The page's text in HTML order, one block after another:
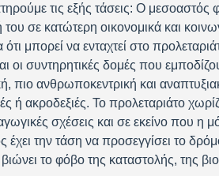
τις εξής τάσεις: Ο μεσοαστός
σε κατώτερη οικονομικά και
μπορεί να ενταχτεί στο
οι συντηρητικές δομές που
πιο ανθρωποκεντρική και
ή ακροδεξιές. Το προλεταριάτο
σχέσεις και σε εκείνο που η
την τάση να προσεγγίσει το
το φόβο της καταστολής, της